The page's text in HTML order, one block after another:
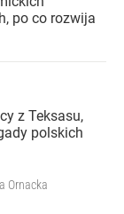
po co rozwija
z Teksasu,
polskich
Ornacka